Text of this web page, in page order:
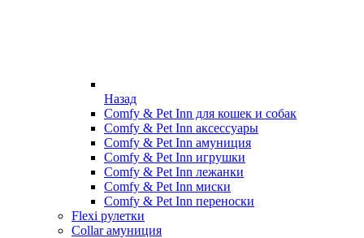
Назад
Comfy & Pet Inn для кошек и собак
Comfy & Pet Inn аксессуары
Comfy & Pet Inn амуниция
Comfy & Pet Inn игрушки
Comfy & Pet Inn лежанки
Comfy & Pet Inn миски
Comfy & Pet Inn переноски
Flexi рулетки
Collar амуниция